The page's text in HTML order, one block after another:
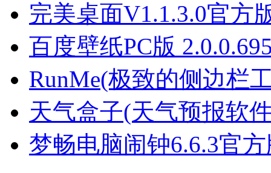
完美桌面V1.1.3.0官方
百度壁纸PC版
RunMe(极致的侧边栏
天气盒子(天气预报软
梦畅电脑闹钟6.6.3官